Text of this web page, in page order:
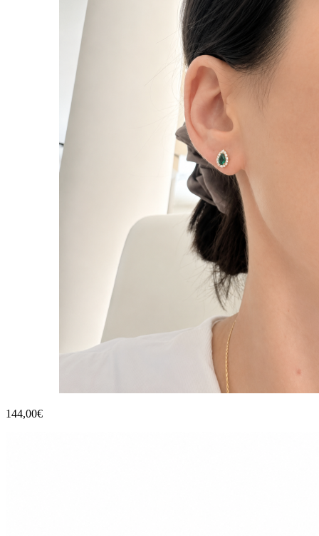
144,00€